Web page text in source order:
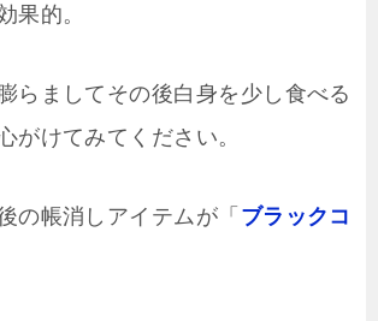
果的。
らましてその後白身を少し食べる
がけてみてください。
の帳消しアイテムが「 ブラックコ